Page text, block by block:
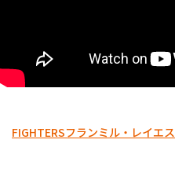
FIGHTERSフランミル・レイエス